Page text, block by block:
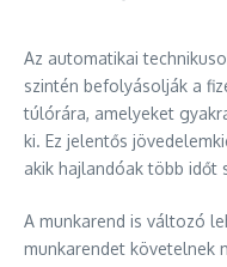
Az automatikai
szintén befolyásolják a
túlórára, amelyeket
ki. Ez jelentős
akik hajlandóak több időt
A munkarend is változó
munkarendet követelnek